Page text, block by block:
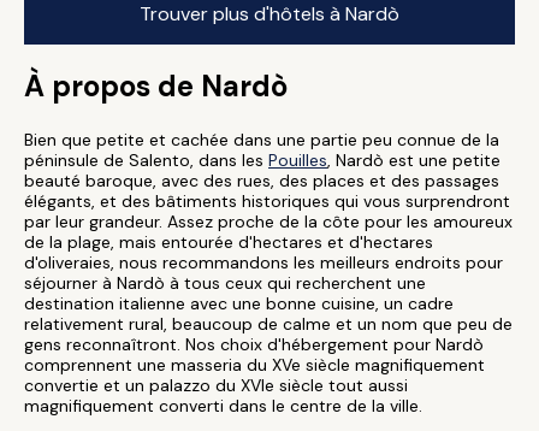
Trouver plus d'hôtels à Nardò
À propos de Nardò
Bien que petite et cachée dans une partie peu connue de la
péninsule de Salento, dans les Pouilles, Nardò est une petite
beauté baroque, avec des rues, des places et des passages
élégants, et des bâtiments historiques qui vous surprendront
par leur grandeur. Assez proche de la côte pour les amoureux
de la plage, mais entourée d'hectares et d'hectares
d'oliveraies, nous recommandons les meilleurs endroits pour
séjourner à Nardò à tous ceux qui recherchent une
destination italienne avec une bonne cuisine, un cadre
relativement rural, beaucoup de calme et un nom que peu de
gens reconnaîtront. Nos choix d'hébergement pour Nardò
comprennent une masseria du XVe siècle magnifiquement
convertie et un palazzo du XVIe siècle tout aussi
magnifiquement converti dans le centre de la ville.